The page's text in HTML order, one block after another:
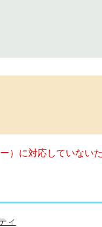
）に対応していない
ィ